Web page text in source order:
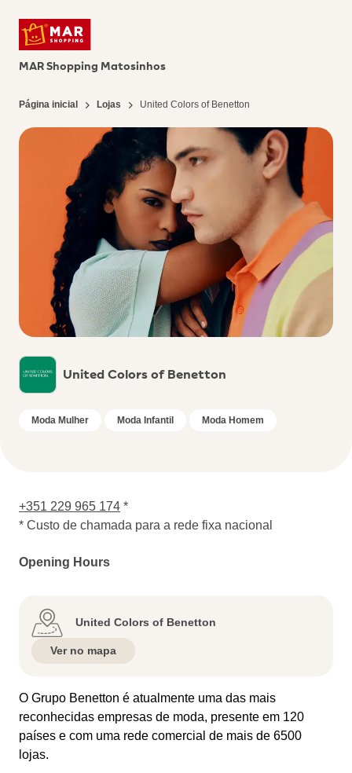
MAR Shopping Matosinhos
Página inicial Lojas United Colors of Benetton
United Colors of Benetton
Moda Mulher Moda Infantil Moda Homem
+351 229 965 174 *
* Custo de chamada para a rede fixa nacional
Opening Hours
United Colors of Benetton
Ver no mapa
O Grupo Benetton é atualmente uma das mais
reconhecidas empresas de moda, presente em 120
países e com uma rede comercial de mais de 6500
lojas.